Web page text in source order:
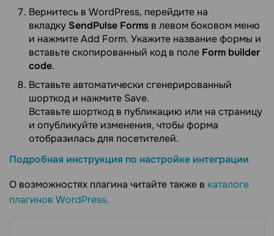
Вернитесь в WordPress, перейдите на
вкладку SendPulse Forms в левом боковом меню
и нажмите Add Form. Укажите название формы и
вставьте скопированный код в поле Form builder
code.
Вставьте автоматически сгенерированный
шорткод и нажмите Save.
Вставьте шорткод в публикацию или на страницу
и опубликуйте изменения, чтобы форма
отобразилась для посетителей.
Подробная инструкция по настройке интеграции
О возможностях плагина читайте также в каталоге
плагинов WordPress.